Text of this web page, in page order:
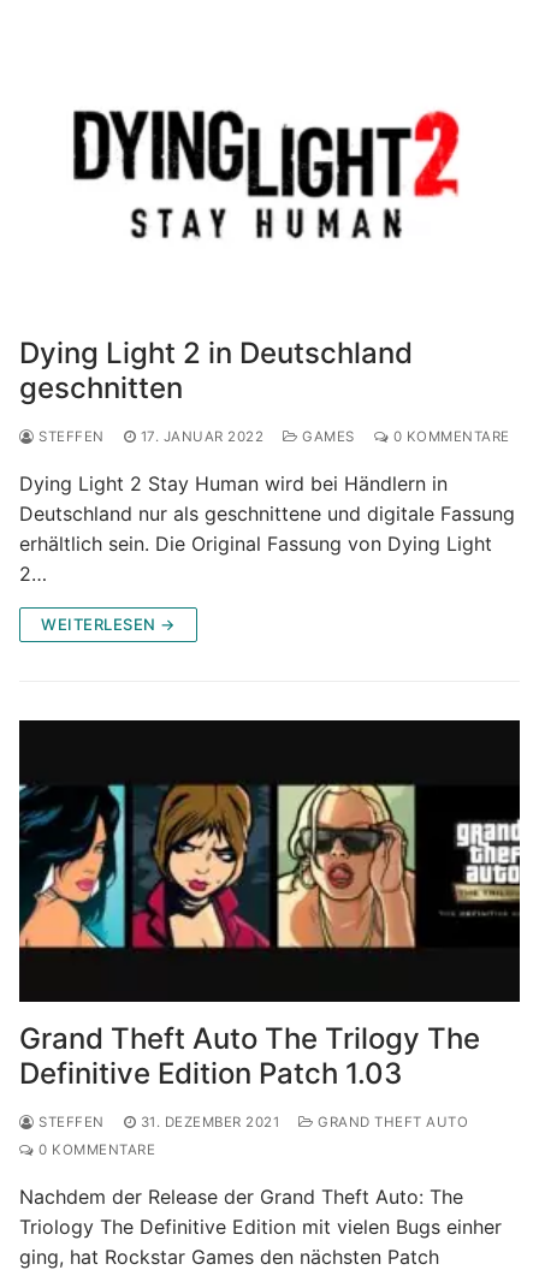
Dying Light 2 in Deutschland
geschnitten
STEFFEN 17. JANUAR 2022 GAMES 0 KOMMENTARE
Dying Light 2 Stay Human wird bei Händlern in
Deutschland nur als geschnittene und digitale Fassung
erhältlich sein. Die Original Fassung von Dying Light
2…
WEITERLESEN →
Grand Theft Auto The Trilogy The
Definitive Edition Patch 1.03
STEFFEN 31. DEZEMBER 2021
GRAND THEFT AUTO
0 KOMMENTARE
Nachdem der Release der Grand Theft Auto: The
Triology The Definitive Edition mit vielen Bugs einher
ging, hat Rockstar Games den nächsten Patch